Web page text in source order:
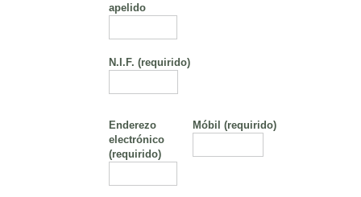
apelido
N.I.F. (requirido)
Enderezo
electrónico
(requirido)
Móbil (requirido)